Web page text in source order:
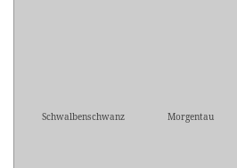
Schwalbenschwanz Morgentau